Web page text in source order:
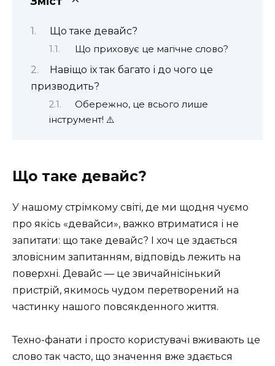
Що таке девайс?
Що приховує це магічне слово?
Навіщо їх так багато і до чого це
призводить?
Обережно, це всього лише
інструмент! ⚠️
Що таке девайс?
У нашому стрімкому світі, де ми щодня чуємо
про якісь «девайси», важко втриматися і не
запитати: що таке девайс? І хоч це здається
зловісним запитанням, відповідь лежить на
поверхні. Девайс — це звичайнісінький
пристрій, якимось чудом перетворений на
частинку нашого повсякденного життя.
Техно-фанати і просто користувачі вживають це
слово так часто, що значення вже здається